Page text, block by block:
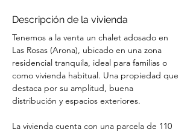
Descripción de la vivienda
Tenemos a la venta un chalet adosado en
Las Rosas (Arona), ubicado en una zona
residencial tranquila, ideal para familias o
como vivienda habitual. Una propiedad que
destaca por su amplitud, buena
distribución y espacios exteriores.
La vivienda cuenta con una parcela de 110